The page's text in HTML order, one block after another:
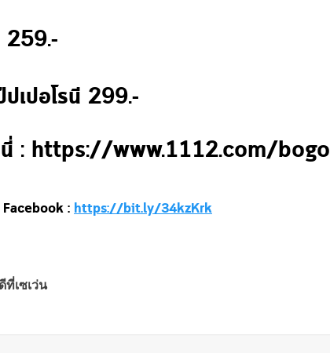
259.-
ปเปอโรนี 299.-
นี่ : https://www.1112.com/bogo
Facebook : https://bit.ly/34kzKrk
ที่เซเว่น